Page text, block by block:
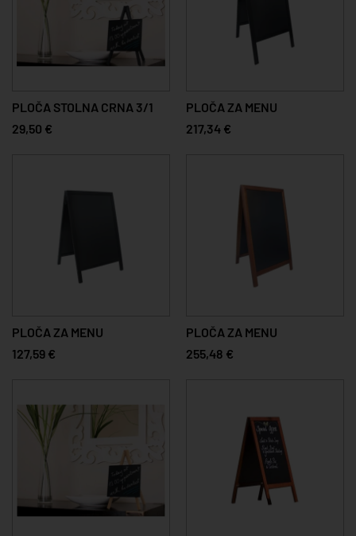
PLOČA STOLNA CRNA 3/1
29,50 €
PLOČA ZA MENU
217,34 €
PLOČA ZA MENU
127,59 €
PLOČA ZA MENU
255,48 €